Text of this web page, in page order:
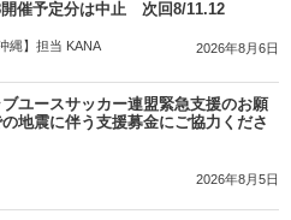
開催予定分は中止 次回8/11.12
縄】担当 KANA 2026年8月6日
ブユースサッカー連盟緊急支援のお願
地震に伴う支援募金にご協力くださ
2026年8月5日